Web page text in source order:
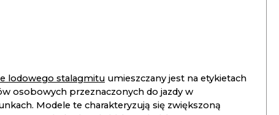
lodowego stalagmitu umieszczany jest na etykietach
osobowych przeznaczonych do jazdy w
Modele te charakteryzują się zwiększoną